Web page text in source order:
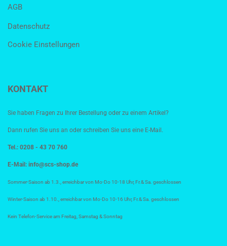
AGB
Datenschutz
Cookie Einstellungen
KONTAKT
Sie haben Fragen zu Ihrer Bestellung oder zu einem Artikel?
Dann rufen Sie uns an oder schreiben Sie uns eine E-Mail.
Tel.: 0208 - 43 70 760
E-Mail: info@scs-shop.de
Sommer-Saison ab 1.3., erreichbar von Mo-Do 10-18 Uhr, Fr.& Sa. geschlossen
Winter-Saison ab 1.10., erreichbar von Mo-Do 10-16 Uhr, Fr.& Sa. geschlossen
Kein Telefon-Service am Freitag, Samstag & Sonntag